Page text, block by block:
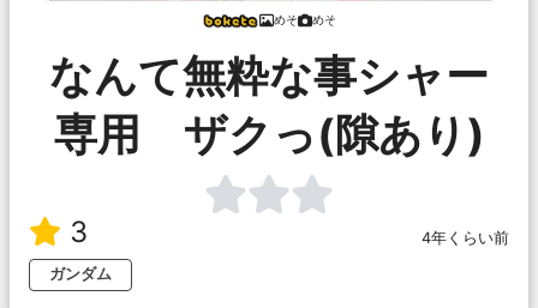
めそ めそ
なんて無粋な事シャー
専用 ザクっ(隙あり)
3
4年くらい前
ガンダム